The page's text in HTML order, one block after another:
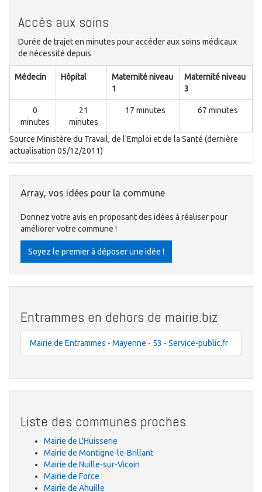
Accès aux soins
Durée de trajet en minutes pour accéder aux soins médicaux
de nécessité depuis
Médecin Hôpital
Maternité niveau
1
Maternité niveau
3
0
minutes
21
minutes
17 minutes 67 minutes
Source Ministère du Travail, de l'Emploi et de la Santé (dernière
actualisation 05/12/2011)
Array, vos idées pour la commune
Donnez votre avis en proposant des idées à réaliser pour
améliorer votre commune !
Soyez le premier à déposer une idée !
Entrammes en dehors de mairie.biz
Mairie de Entrammes - Mayenne - 53 - Service-public.fr
Liste des communes proches
Mairie de L'Huisserie
Mairie de Montigne-le-Brillant
Mairie de Nuille-sur-Vicoin
Mairie de Force
Mairie de Ahuille